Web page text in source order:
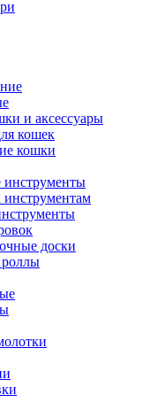
и аксессуары
кошек
кошки
инструменты
инструментам
доски